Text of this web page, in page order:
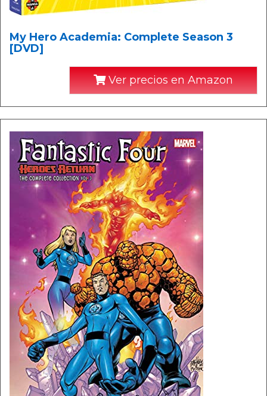
My Hero Academia: Complete Season 3
[DVD]
Ver precios en Amazon